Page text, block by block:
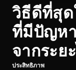
Terms of Service
Privacy Policy
วิธีดีที่สุด
ที่มีปัญห
จากระย
ประสิทธิภาพ